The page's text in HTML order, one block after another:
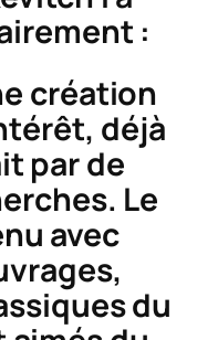
:
création
déjà
par de
Le
avec
du